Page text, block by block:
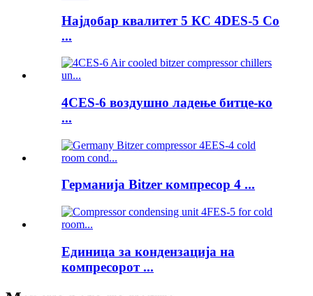
Најдобар квалитет 5 КС 4DES-5 Co
...
4CES-6 воздушно ладење битце-ко
...
Германија Bitzer компресор 4 ...
Единица за кондензација на
компресорот ...